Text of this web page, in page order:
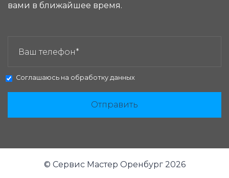
вами в ближайшее время.
Соглашаюсь на обработку данных
Отправить
© Сервис Мастер Оренбург 2026